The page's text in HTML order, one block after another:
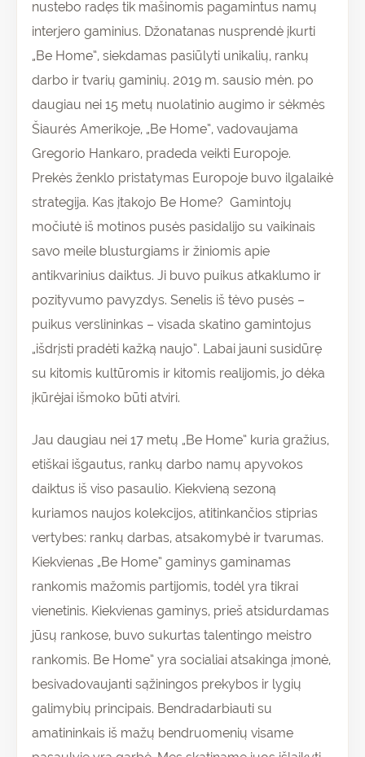
nustebo radęs tik mašinomis pagamintus namų
interjero gaminius. Džonatanas nusprendė įkurti
„Be Home”, siekdamas pasiūlyti unikalių, rankų
darbo ir tvarių gaminių. 2019 m. sausio mėn. po
daugiau nei 15 metų nuolatinio augimo ir sėkmės
Šiaurės Amerikoje, „Be Home”, vadovaujama
Gregorio Hankaro, pradeda veikti Europoje.
Prekės ženklo pristatymas Europoje buvo ilgalaikė
strategija. Kas įtakojo Be Home? Gamintojų
močiutė iš motinos pusės pasidalijo su vaikinais
savo meile blusturgiams ir žiniomis apie
antikvarinius daiktus. Ji buvo puikus atkaklumo ir
pozityvumo pavyzdys. Senelis iš tėvo pusės –
puikus verslininkas – visada skatino gamintojus
„išdrįsti pradėti kažką naujo”. Labai jauni susidūrę
su kitomis kultūromis ir kitomis realijomis, jo dėka
įkūrėjai išmoko būti atviri.
Jau daugiau nei 17 metų „Be Home” kuria gražius,
etiškai išgautus, rankų darbo namų apyvokos
daiktus iš viso pasaulio. Kiekvieną sezoną
kuriamos naujos kolekcijos, atitinkančios stiprias
vertybes: rankų darbas, atsakomybė ir tvarumas.
Kiekvienas „Be Home” gaminys gaminamas
rankomis mažomis partijomis, todėl yra tikrai
vienetinis. Kiekvienas gaminys, prieš atsidurdamas
jūsų rankose, buvo sukurtas talentingo meistro
rankomis. Be Home” yra socialiai atsakinga įmonė,
besivadovaujanti sąžiningos prekybos ir lygių
galimybių principais. Bendradarbiauti su
amatininkais iš mažų bendruomenių visame